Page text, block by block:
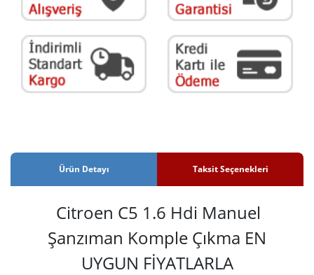
Ürün Detayı Taksit Seçenekleri
Citroen C5 1.6 Hdi Manuel
Şanzıman Komple Çıkma EN
UYGUN FİYATLARLA